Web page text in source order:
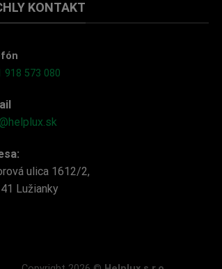
KONTAKT
918 573 080
ulica 1612/2,
Lužianky